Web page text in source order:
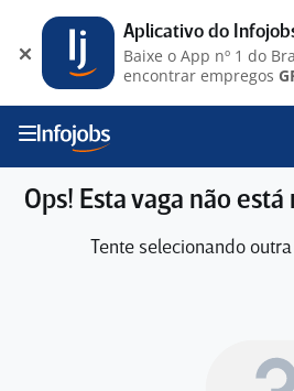
Ops! Esta vaga não
Tente selecionando
Aplicativo do
Baixe o App nº 1 do
encontrar empregos